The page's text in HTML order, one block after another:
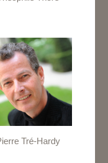
Tré-Hardy